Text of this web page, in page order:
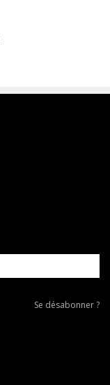
Se
Se désabonner ?